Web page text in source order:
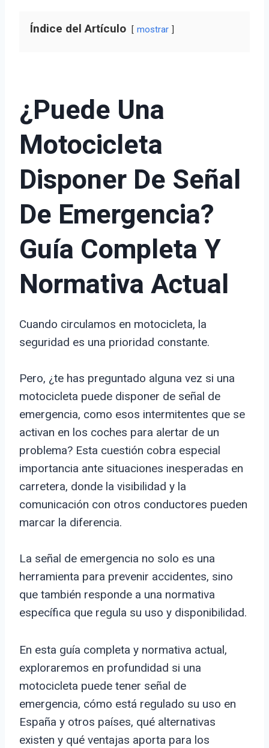
Índice del Artículo mostrar
¿Puede Una
Motocicleta
Disponer De Señal
De Emergencia?
Guía Completa Y
Normativa Actual
Cuando circulamos en motocicleta, la
seguridad es una prioridad constante.
Pero, ¿te has preguntado alguna vez si una
motocicleta puede disponer de señal de
emergencia, como esos intermitentes que se
activan en los coches para alertar de un
problema? Esta cuestión cobra especial
importancia ante situaciones inesperadas en
carretera, donde la visibilidad y la
comunicación con otros conductores pueden
marcar la diferencia.
La señal de emergencia no solo es una
herramienta para prevenir accidentes, sino
que también responde a una normativa
específica que regula su uso y disponibilidad.
En esta guía completa y normativa actual,
exploraremos en profundidad si una
motocicleta puede tener señal de
emergencia, cómo está regulado su uso en
España y otros países, qué alternativas
existen y qué ventajas aporta para los